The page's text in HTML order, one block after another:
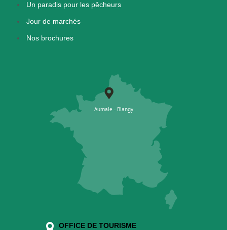
Un paradis pour les pêcheurs
Jour de marchés
Nos brochures
OFFICE DE TOURISME